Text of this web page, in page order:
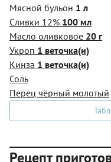
Мясной бульон 1 л
Сливки 12% 100 мл
Масло оливковое 20 г
Укроп 1 веточка(и)
Кинза 1 веточка(и)
Соль
Перец чёрный молотый
Рецепт